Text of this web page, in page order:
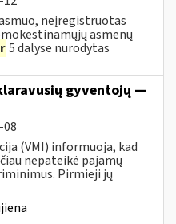
neįregistruotas
asmenų
5 dalyse nurodytas
gyventojų —
08
(VMI) informuoja, kad
nepateikė pajamų
Pirmieji jų